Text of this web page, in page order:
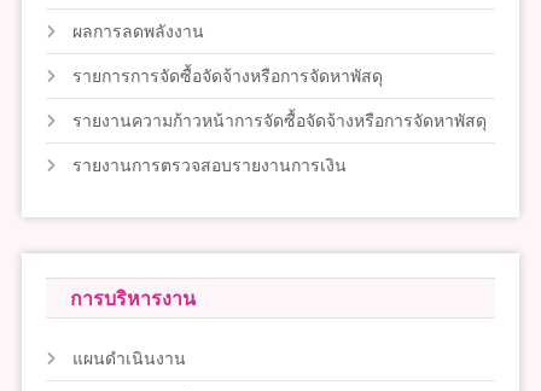
ผลการลดพลังงาน
รายการการจัดซื้อจัดจ้างหรือการจัดหาพัสดุ
รายงานความก้าวหน้าการจัดซื้อจัดจ้างหรือการจัดหาพัสดุ
รายงานการตรวจสอบรายงานการเงิน
การบริหารงาน
แผนดำเนินงาน